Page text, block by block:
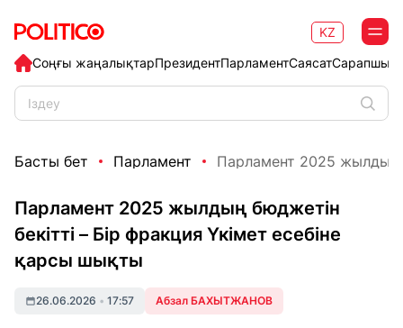
Соңғы жаңалықтарПрезидентПарламентСаясат
KZ
Басты бет Парламент Парламент 2025 жылдың
Парламент 2025 жылдың бюджетін
бекітті – Бір фракция Үкімет есебіне
қарсы шықты
26.06.2026 • 17:57 Абзал БАХЫТЖАНОВ